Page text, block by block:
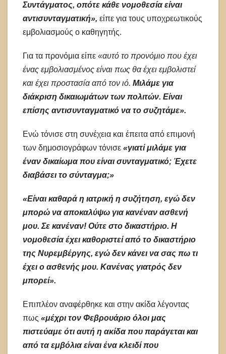
Συντάγματος, οπότε κάθε νομοθεσία είναι
αντισυνταγματική», είπε για τους υποχρεωτικούς
εμβολιασμούς ο καθηγητής.
Για τα προνόμια είπε «αυτό το προνόμιο που έχει
ένας εμβολιασμένος είναι πως θα έχει εμβολιστεί
και έχει προστασία από τον ιό. Μιλάμε για
διάκριση δικαιωμάτων των πολιτών. Είναι
επίσης αντισυνταγματικό να το συζητάμε».
Ενώ τόνισε στη συνέχεια και έπειτα από επιμονή
των δημοσιογράφων τόνισε «γιατί μιλάμε για
έναν δικαίωμα που είναι συνταγματικό; Έχετε
διαβάσει το σύνταγμα;»
«Είναι καθαρά η ιατρική η συζήτηση, εγώ δεν
μπορώ να αποκαλύψω για κανέναν ασθενή
μου. Σε κανέναν! Ούτε στο δικαστήριο. Η
νομοθεσία έχει καθοριστεί από το δικαστήριο
της Νυρεμβέργης, εγώ δεν κάνει να σας πω τι
έχει ο ασθενής μου. Κανένας γιατρός δεν
μπορεί».
Επιπλέον αναφέρθηκε και στην ακίδα λέγοντας
πως «μέχρι τον Φεβρουάριο όλοι μας
πιστεύαμε ότι αυτή η ακίδα που παράγεται και
από τα εμβόλια είναι ένα κλειδί που